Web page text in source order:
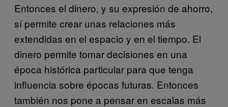
Entonces el dinero, y su expresión de ahorro,
sí permite crear unas relaciones más
extendidas en el espacio y en el tiempo. El
dinero permite tomar decisiones en una
época histórica particular para que tenga
influencia sobre épocas futuras. Entonces
también nos pone a pensar en escalas más